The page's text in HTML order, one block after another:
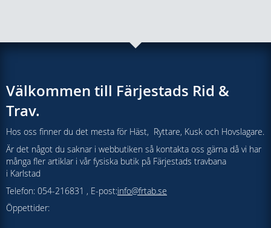
Välkommen till Färjestads Rid &
Trav.
Hos oss finner du det mesta för Häst, Ryttare, Kusk och Hovslagare.
Är det något du saknar i webbutiken så kontakta oss gärna då vi har
många fler artiklar i vår fysiska butik på Färjestads travbana
i Karlstad
Telefon: 054-216831 , E-post:info@frtab.se
Öppettider: